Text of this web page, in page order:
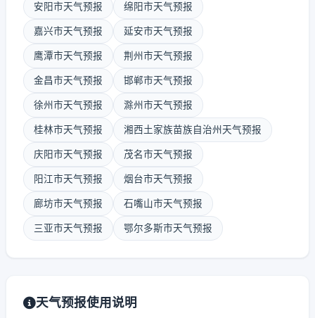
安阳市天气预报 绵阳市天气预报
嘉兴市天气预报 延安市天气预报
鹰潭市天气预报 荆州市天气预报
金昌市天气预报 邯郸市天气预报
徐州市天气预报 滁州市天气预报
桂林市天气预报 湘西土家族苗族自治州天气预报
庆阳市天气预报 茂名市天气预报
阳江市天气预报 烟台市天气预报
廊坊市天气预报 石嘴山市天气预报
三亚市天气预报 鄂尔多斯市天气预报
天气预报使用说明